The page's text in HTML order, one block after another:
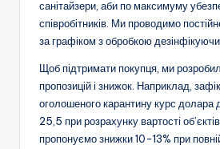
санітайзери, аби по максимуму
співробітників. Ми проводимо
за графіком з обробкою
Щоб підтримати покупця, ми
пропозицій і знижок. Наприклад,
оголошеного карантину курс долара
25,5 при розрахунку вартості
пропонуємо знижки 10-13% при